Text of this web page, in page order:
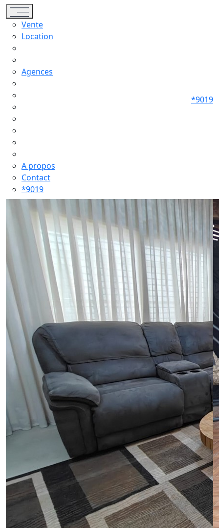
Toggle navigation
Vente
Location
Agences
A propos
Contact
*9019
*9019